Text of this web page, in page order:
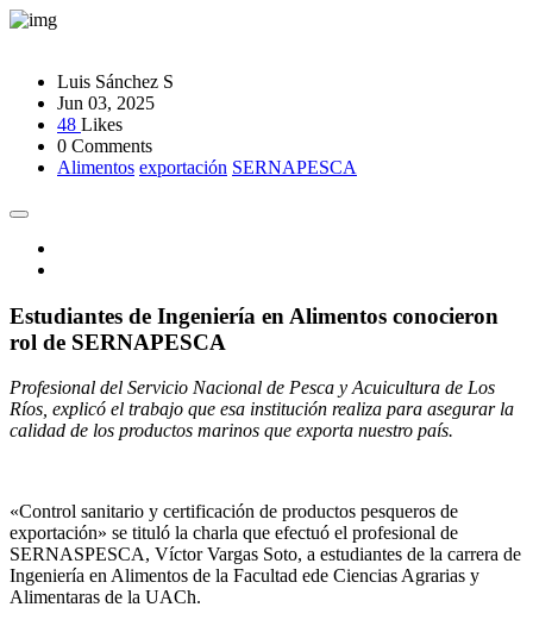
Luis Sánchez S
Jun 03, 2025
48 Likes
0 Comments
Alimentos exportación SERNAPESCA
Estudiantes de Ingeniería en Alimentos conocieron
rol de SERNAPESCA
Profesional del Servicio Nacional de Pesca y Acuicultura de Los
Ríos, explicó el trabajo que esa institución realiza para asegurar la
calidad de los productos marinos que exporta nuestro país.
«Control sanitario y certificación de productos pesqueros de
exportación» se tituló la charla que efectuó el profesional de
SERNASPESCA, Víctor Vargas Soto, a estudiantes de la carrera de
Ingeniería en Alimentos de la Facultad ede Ciencias Agrarias y
Alimentaras de la UACh.